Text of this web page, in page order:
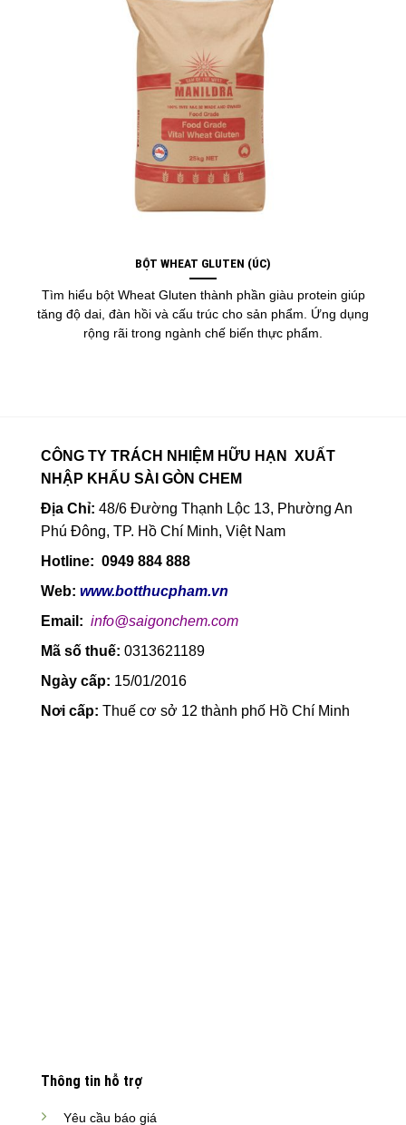
BỘT WHEAT GLUTEN (ÚC)
Tìm hiểu bột Wheat Gluten thành phần giàu protein giúp
tăng độ dai, đàn hồi và cấu trúc cho sản phẩm. Ứng dụng
rộng rãi trong ngành chế biến thực phẩm.
CÔNG TY TRÁCH NHIỆM HỮU HẠN XUẤT
NHẬP KHẨU SÀI GÒN CHEM
Địa Chỉ: 48/6 Đường Thạnh Lộc 13, Phường An
Phú Đông, TP. Hồ Chí Minh, Việt Nam
Hotline: 0949 884 888
Web: www.botthucpham.vn
Email: info@saigonchem.com
Mã số thuế: 0313621189
Ngày cấp: 15/01/2016
Nơi cấp: Thuế cơ sở 12 thành phố Hồ Chí Minh
Thông tin hỗ trợ
Yêu cầu báo giá